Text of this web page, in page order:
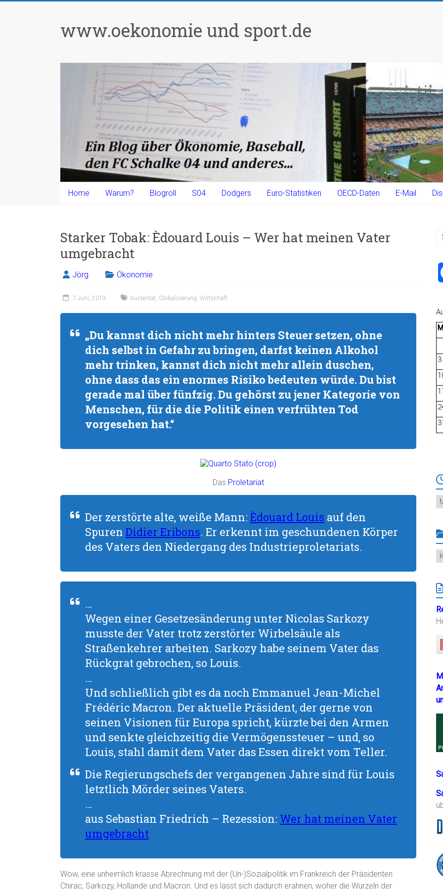
www.oekonomie und sport.de
Home Warum? Blogroll S04 Dodgers Euro-Statistiken OECD-Daten E-Mail
Starker Tobak: Èdouard Louis – Wer hat meinen Vater
umgebracht
Jörg Ökonomie
7 Juni, 2019 Austerität Globalisierung Wirtschaft
„Du kannst dich nicht mehr hinters Steuer setzen, ohne
dich selbst in Gefahr zu bringen, darfst keinen Alkohol
mehr trinken, kannst dich nicht mehr allein duschen,
ohne dass das ein enormes Risiko bedeuten würde. Du bist
gerade mal über fünfzig. Du gehörst zu jener Kategorie von
Menschen, für die die Politik einen verfrühten Tod
vorgesehen hat.“
Das Proletariat
Der zerstörte alte, weiße Mann:Èdouard Louis auf den
Spuren Didier Eribons. Er erkennt im geschundenen Körper
des Vaters den Niedergang des Industrieproletariats.
…
Wegen einer Gesetzesänderung unter Nicolas Sarkozy
musste der Vater trotz zerstörter Wirbelsäule als
Straßenkehrer arbeiten. Sarkozy habe seinem Vater das
Rückgrat gebrochen, so Louis.
…
Und schließlich gibt es da noch Emmanuel Jean-Michel
Frédéric Macron. Der aktuelle Präsident, der gerne von
seinen Visionen für Europa spricht, kürzte bei den Armen
und senkte gleichzeitig die Vermögenssteuer – und, so
Louis, stahl damit dem Vater das Essen direkt vom Teller.
Die Regierungschefs der vergangenen Jahre sind für Louis
letztlich Mörder seines Vaters.
…
aus Sebastian Friedrich – Rezession: Wer hat meinen Vater
umgebracht
Wow, eine unheimlich krasse Abrechnung mit der (Un-)Sozialpolitik im Frankreich der Präsidenten
Chirac, Sarkozy, Hollande und Macron. Und es lässt sich dadurch erahnen, woher die Wurzeln der
M
3